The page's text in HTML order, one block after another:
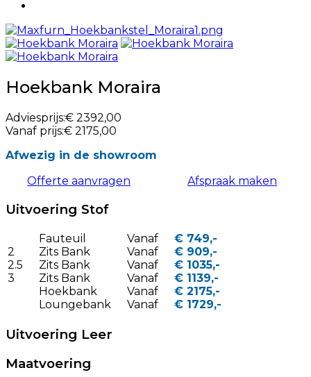
Hoekbank Moraira
Adviesprijs:€ 2392,00
Vanaf prijs:€ 2175,00
Afwezig in de showroom
Offerte aanvragen
Afspraak maken
Uitvoering Stof
2
2.5
3
Fauteuil
Zits Bank
Zits Bank
Zits Bank
Hoekbank
Loungebank
Vanaf
Vanaf
Vanaf
Vanaf
Vanaf
Vanaf
€ 749,-
€ 909,-
€ 1035,-
€ 1139,-
€ 2175,-
€ 1729,-
Uitvoering Leer
Maatvoering